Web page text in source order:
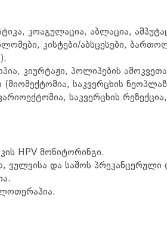
კოაგულაცია, აბლაცია,
კისტები/აბსცესები,
კიურტაჟი, პოლიპების
საკვერცხის
საკვერცხის
HPV მონიტორინგი.
ვულვისა და საშოს პრეკანცერული